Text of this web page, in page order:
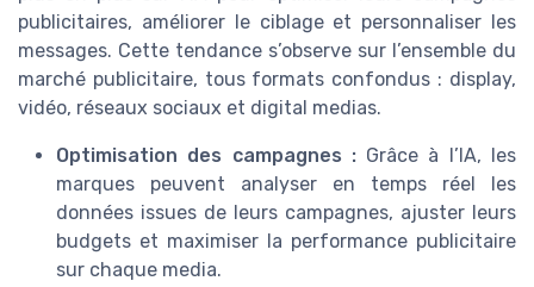
publicitaires, améliorer le ciblage et personnaliser les
messages. Cette tendance s’observe sur l’ensemble du
marché publicitaire, tous formats confondus : display,
vidéo, réseaux sociaux et digital medias.
Optimisation des campagnes :Grâce à l’IA, les
marques peuvent analyser en temps réel les
données issues de leurs campagnes, ajuster leurs
budgets et maximiser la performance publicitaire
sur chaque media.